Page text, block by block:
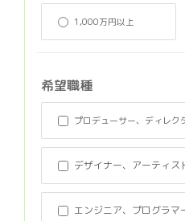
1,000万円以上
希望職種
プロデューサー、ディレク
デザイナー、アーティス
エンジニア、プログラマ